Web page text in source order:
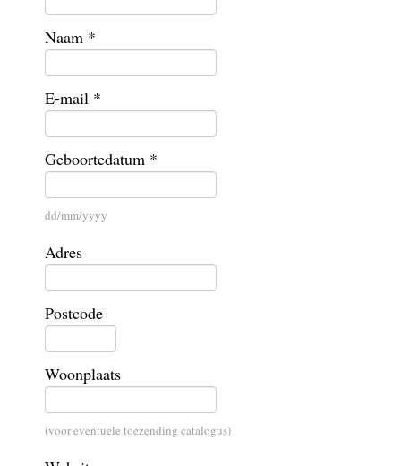
Naam *
E-mail *
Geboortedatum *
dd/mm/yyyy
Adres
Postcode
Woonplaats
(voor eventuele toezending catalogus)